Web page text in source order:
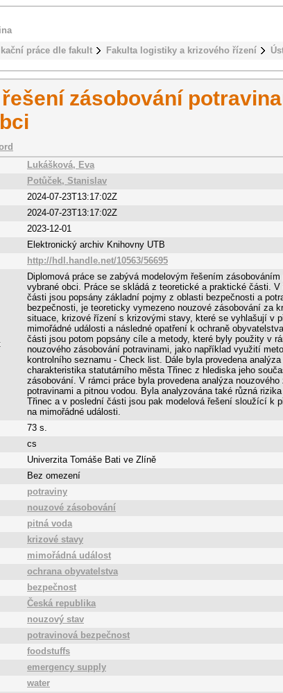
práce dle fakult Fakulta logistiky a krizového řízení
zásobování
Lukášková, Eva
Potůček, Stanislav
2024-07-23T13:17:02Z
2024-07-23T13:17:02Z
2023-12-01
Elektronický archiv Knihovny UTB
http://hdl.handle.net/10563/56695
Diplomová práce se zabývá modelovým řešením zásobováním
vybrané obci. Práce se skládá z teoretické a praktické části. V
části jsou popsány základní pojmy z oblasti bezpečnosti a
bezpečnosti, je teoreticky vymezeno nouzové zásobování za
situace, krizové řízení s krizovými stavy, které se vyhlašují v
mimořádné události a následné opatření k ochraně
části jsou potom popsány cíle a metody, které byly použity v
nouzového zásobování potravinami, jako například využití
kontrolního seznamu - Check list. Dále byla provedena analýza
charakteristika statutárního města Třinec z hlediska jeho
zásobování. V rámci práce byla provedena analýza nouzového
potravinami a pitnou vodou. Byla analyzována také různá
Třinec a v poslední části jsou pak modelová řešení sloužící k
na mimořádné události.
73 s.
cs
Univerzita Tomáše Bati ve Zlíně
Bez omezení
potraviny
nouzové zásobování
pitná voda
krizové stavy
mimořádná událost
ochrana obyvatelstva
bezpečnost
Česká republika
nouzový stav
potravinová bezpečnost
foodstuffs
emergency supply
water